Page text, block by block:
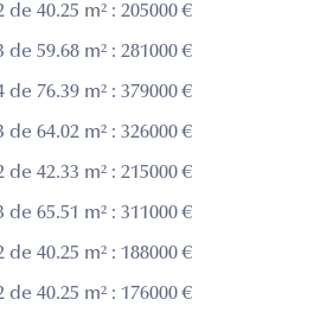
40.25 m² : 205000 €
59.68 m² : 281000 €
76.39 m² : 379000 €
64.02 m² : 326000 €
42.33 m² : 215000 €
65.51 m² : 311000 €
40.25 m² : 188000 €
40.25 m² : 176000 €